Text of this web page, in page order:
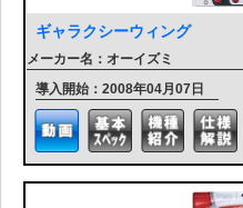
ギャラクシーウィング
メーカー名：オーイズミ
導入開始：2008年04月07日